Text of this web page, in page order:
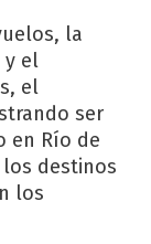
la
y el
el
ser
en Río de
los destinos
los